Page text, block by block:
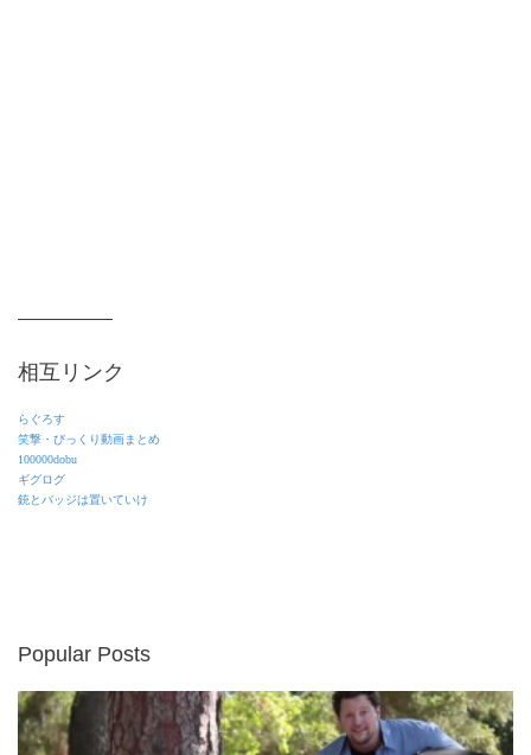
相互リンク
らぐろす
笑撃・びっくり動画まとめ
100000dobu
ギグログ
銃とバッジは置いていけ
Popular Posts